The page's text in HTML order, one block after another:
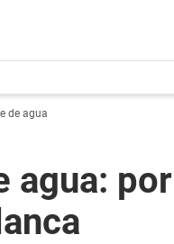
de agua
agua: